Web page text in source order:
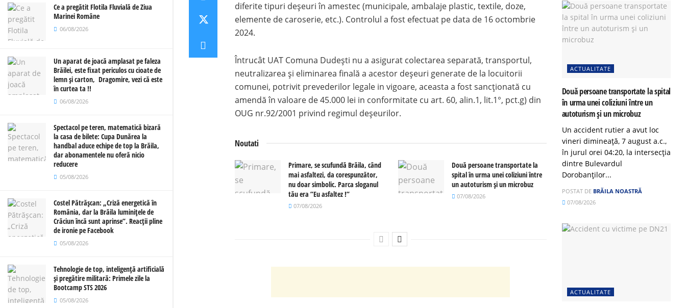
Ce a pregătit Flotila Fluvială de Ziua
Marinei Române
06/08/2026
Un aparat de joacă amplasat pe faleza
Brăilei, este fixat periculos cu cioate de
lemn și carton, Dragomire, vezi că este
în curtea ta !!
06/08/2026
Spectacol pe teren, matematică bizară
la casa de bilete: Cupa Dunărea la
handbal aduce echipe de top la Brăila,
dar abonamentele nu oferă nicio
reducere
05/08/2026
Costel Pătrășcan: „Criză energetică în
România, dar la Brăila luminițele de
Crăciun încă sunt aprinse”. Reacții pline
de ironie pe Facebook
05/08/2026
Tehnologie de top, inteligență artificială
și pregătire militară: Primele zile la
Bootcamp STS 2026
05/08/2026
diferite tipuri deșeuri în amestec (municipale, ambalaje plastic, textile, doze,
elemente de caroserie, etc.). Controlul a fost efectuat pe data de 16 octombrie
2024.
Întrucât UAT Comuna Dudești nu a asigurat colectarea separată, transportul,
neutralizarea și eliminarea finală a acestor deșeuri generate de la locuitorii
comunei, potrivit prevederilor legale in vigoare, aceasta a fost sancționată cu
amendă în valoare de 45.000 lei in conformitate cu art. 60, alin.1, lit.1°, pct.g) din
OUG nr.92/2001 privind regimul deșeurilor.
Noutati
Primare, se scufundă Brăila, când
mai asfaltezi, da corespunzător,
nu doar simbolic. Parca sloganul
tău era ”Eu asfaltez !”
07/08/2026
Două persoane transportate la
spital în urma unei coliziuni între
un autoturism și un microbuz
07/08/2026
ACTUALITATE
Două persoane transportate la spital
în urma unei coliziuni între un
autoturism și un microbuz
Un accident rutier a avut loc
vineri dimineață, 7 august a.c.,
în jurul orei 04:20, la intersecția
dintre Bulevardul
Dorobanților...
POSTAT DE BRĂILA NOASTRĂ
07/08/2026
ACTUALITATE